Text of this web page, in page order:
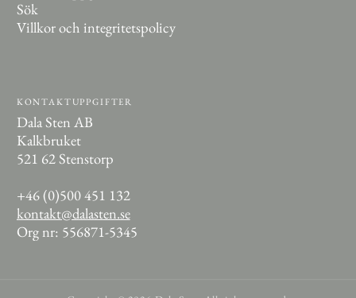
Sök
Villkor och integritetspolicy
KONTAKTUPPGIFTER
Dala Sten AB
Kalkbruket
521 62 Stenstorp
+46 (0)500 451 132
kontakt@dalasten.se
Org nr: 556871-5345